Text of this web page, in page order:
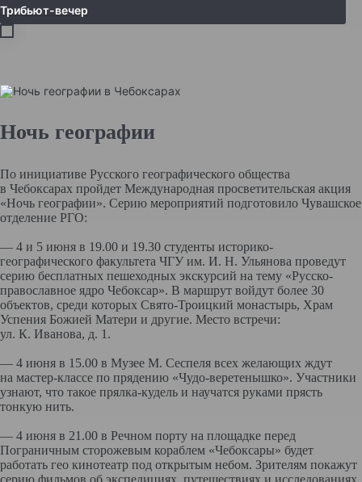
Трибьют-вечер
Ночь географии
По инициативе Русского географического общества
в Чебоксарах пройдет Международная просветительская акция
«Ночь географии». Серию мероприятий подготовило Чувашское
отделение РГО:
— 4 и 5 июня в 19.00 и 19.30 студенты историко-
географического факультета ЧГУ им. И. Н. Ульянова проведут
серию бесплатных пешеходных экскурсий на тему «Русско-
православное ядро Чебоксар». В маршрут войдут более 30
объектов, среди которых Свято-Троицкий монастырь, Храм
Успения Божией Матери и другие. Место встречи:
ул. К. Иванова, д. 1.
— 4 июня в 15.00 в Музее М. Сеспеля всех желающих ждут
на мастер-классе по прядению «Чудо-веретенышко». Участники
узнают, что такое прялка-кудель и научатся руками прясть
тонкую нить.
— 4 июня в 21.00 в Речном порту на площадке перед
Пограничным сторожевым кораблем «Чебоксары» будет
работать гео кинотеатр под открытым небом. Зрителям покажут
серию фильмов об экспедициях, путешествиях и исследованиях.